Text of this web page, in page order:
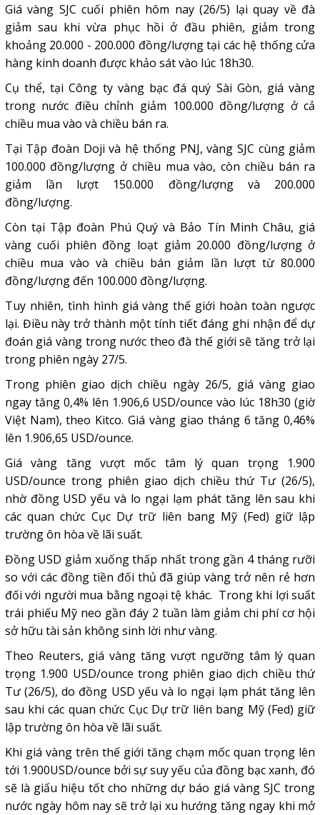
Giá vàng SJC cuối phiên hôm nay (26/5) lại quay về đà
giảm sau khi vừa phục hồi ở đầu phiên, giảm trong
khoảng 20.000 - 200.000 đồng/lượng tại các hệ thống cửa
hàng kinh doanh được khảo sát vào lúc 18h30.
Cụ thể, tại Công ty vàng bạc đá quý Sài Gòn, giá vàng
trong nước điều chỉnh giảm 100.000 đồng/lượng ở cả
chiều mua vào và chiều bán ra.
Tại Tập đoàn Doji và hệ thống PNJ, vàng SJC cùng giảm
100.000 đồng/lượng ở chiều mua vào, còn chiều bán ra
giảm lần lượt 150.000 đồng/lượng và 200.000
đồng/lượng.
Còn tại Tập đoàn Phú Quý và Bảo Tín Minh Châu, giá
vàng cuối phiên đồng loạt giảm 20.000 đồng/lượng ở
chiều mua vào và chiều bán giảm lần lượt từ 80.000
đồng/lượng đến 100.000 đồng/lượng.
Tuy nhiên, tình hình giá vàng thế giới hoàn toàn ngược
lại. Điều này trở thành một tính tiết đáng ghi nhận để dự
đoán giá vàng trong nước theo đà thế giới sẽ tăng trở lại
trong phiên ngày 27/5.
Trong phiên giao dịch chiều ngày 26/5, giá vàng giao
ngay tăng 0,4% lên 1.906,6 USD/ounce vào lúc 18h30 (giờ
Việt Nam), theo Kitco. Giá vàng giao tháng 6 tăng 0,46%
lên 1.906,65 USD/ounce.
Giá vàng tăng vượt mốc tâm lý quan trọng 1.900
USD/ounce trong phiên giao dịch chiều thứ Tư (26/5),
nhờ đồng USD yếu và lo ngại lạm phát tăng lên sau khi
các quan chức Cục Dự trữ liên bang Mỹ (Fed) giữ lập
trường ôn hòa về lãi suất.
Đồng USD giảm xuống thấp nhất trong gần 4 tháng rưỡi
so với các đồng tiền đối thủ đã giúp vàng trở nên rẻ hơn
đối với người mua bằng ngoại tệ khác. Trong khi lợi suất
trái phiếu Mỹ neo gần đáy 2 tuần làm giảm chi phí cơ hội
sở hữu tài sản không sinh lời như vàng.
Theo Reuters, giá vàng tăng vượt ngưỡng tâm lý quan
trọng 1.900 USD/ounce trong phiên giao dịch chiều thứ
Tư (26/5), do đồng USD yếu và lo ngại lạm phát tăng lên
sau khi các quan chức Cục Dự trữ liên bang Mỹ (Fed) giữ
lập trường ôn hòa về lãi suất.
Khi giá vàng trên thế giới tăng chạm mốc quan trọng lên
tới 1.900USD/ounce bởi sự suy yếu của đồng bạc xanh, đó
sẽ là giấu hiệu tốt cho những dự báo giá vàng SJC trong
nước ngày hôm nay sẽ trở lại xu hướng tăng ngay khi mở